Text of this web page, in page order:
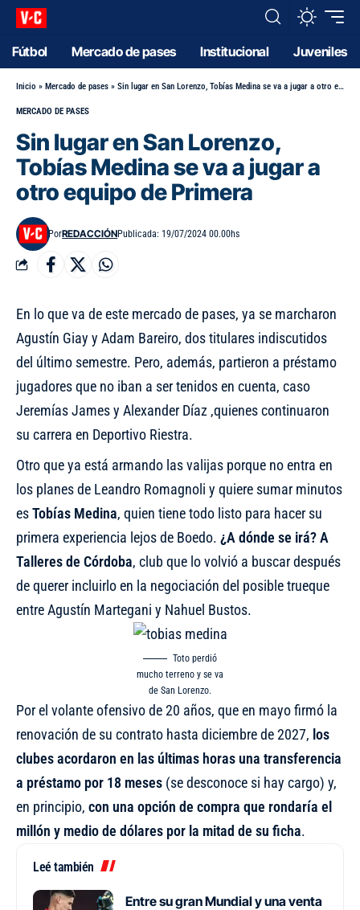
Fútbol Mercado de pases Institucional Juveniles
Inicio » Mercado de pases » Sin lugar en San Lorenzo, Tobías Medina se va a jugar a otro equipo de Primera
MERCADO DE PASES
Sin lugar en San Lorenzo,
Tobías Medina se va a jugar a
otro equipo de Primera
PorREDACCIÓNPublicada: 19/07/2024 00.00hs
En lo que va de este mercado de pases, ya se marcharon
Agustín Giay y Adam Bareiro, dos titulares indiscutidos
del último semestre. Pero, además, partieron a préstamo
jugadores que no iban a ser tenidos en cuenta, caso
Jeremías James y Alexander Díaz ,quienes continuaron
su carrera en Deportivo Riestra.
Otro que ya está armando las valijas porque no entra en
los planes de Leandro Romagnoli y quiere sumar minutos
esTobías Medina, quien tiene todo listo para hacer su
primera experiencia lejos de Boedo. ¿A dónde se irá? A
Talleres de Córdoba, club que lo volvió a buscar después
de querer incluirlo en la negociación del posible trueque
entre Agustín Martegani y Nahuel Bustos.
Toto perdió
mucho terreno y se va
de San Lorenzo.
Por el volante ofensivo de 20 años, que en mayo firmó la
renovación de su contrato hasta diciembre de 2027, los
clubes acordaron en las últimas horas una transferencia
a préstamo por 18 meses (se desconoce si hay cargo) y,
en principio, con una opción de compra que rondaría el
millón y medio de dólares por la mitad de su ficha.
Leé también
Entre su gran Mundial y una venta